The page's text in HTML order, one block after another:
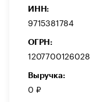
ИНН:
9715381784
ОГРН:
1207700126028
Выручка:
0 ₽